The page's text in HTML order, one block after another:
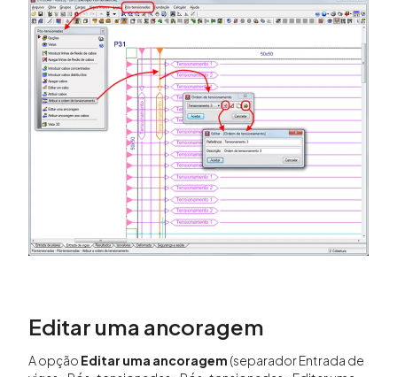
Editar uma ancoragem
A opção Editar uma ancoragem (separador Entrada de